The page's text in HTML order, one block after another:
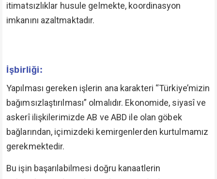
itimatsızlıklar husule gelmekte, koordinasyon
imkanını azaltmaktadır.
İşbirliği:
Yapılması gereken işlerin ana karakteri “Türkiye’mizin
bağımsızlaştırılması” olmalıdır. Ekonomide, siyasî ve
askerî ilişkilerimizde AB ve ABD ile olan göbek
bağlarından, içimizdeki kemirgenlerden kurtulmamız
gerekmektedir.
Bu işin başarılabilmesi doğru kanaatlerin